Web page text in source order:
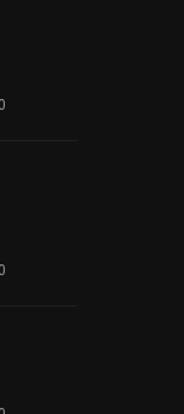
0
0